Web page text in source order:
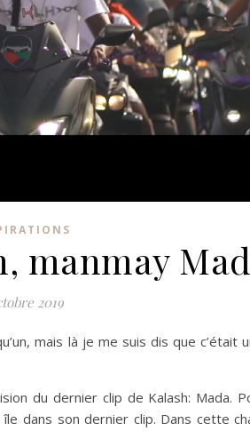
manmay
2019
mais là je me suis dis que c’était
du dernier clip de Kalash: Mada.
dans son dernier clip. Dans cette